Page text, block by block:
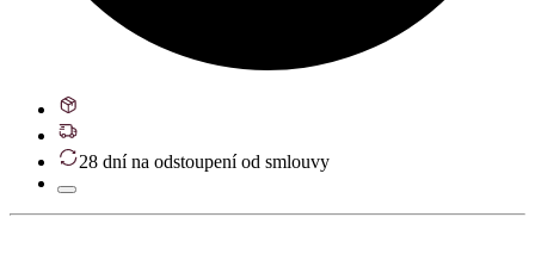
28 dní na odstoupení od smlouvy